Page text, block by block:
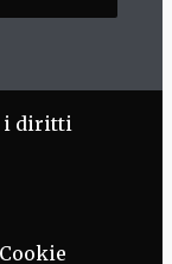
i diritti
Cookie